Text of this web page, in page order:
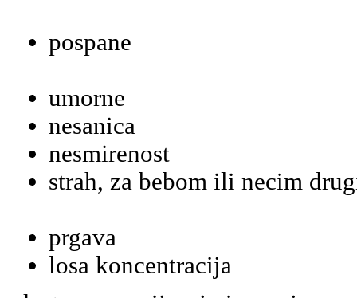
pospane
umorne
nesanica
nesmirenost
strah, za bebom ili necim
prgava
losa koncentracija